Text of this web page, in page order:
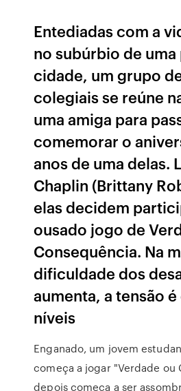
Entediadas com a
no subúrbio de uma
cidade, um grupo
colegiais se reúne
uma amiga para
comemorar o
anos de uma delas.
Chaplin (Brittany
elas decidem
ousado jogo de
Consequência. Na
dificuldade dos
aumenta, a tensão é
níveis
Enganado, um jovem
começa a jogar "Verdade ou
depois começa a ser